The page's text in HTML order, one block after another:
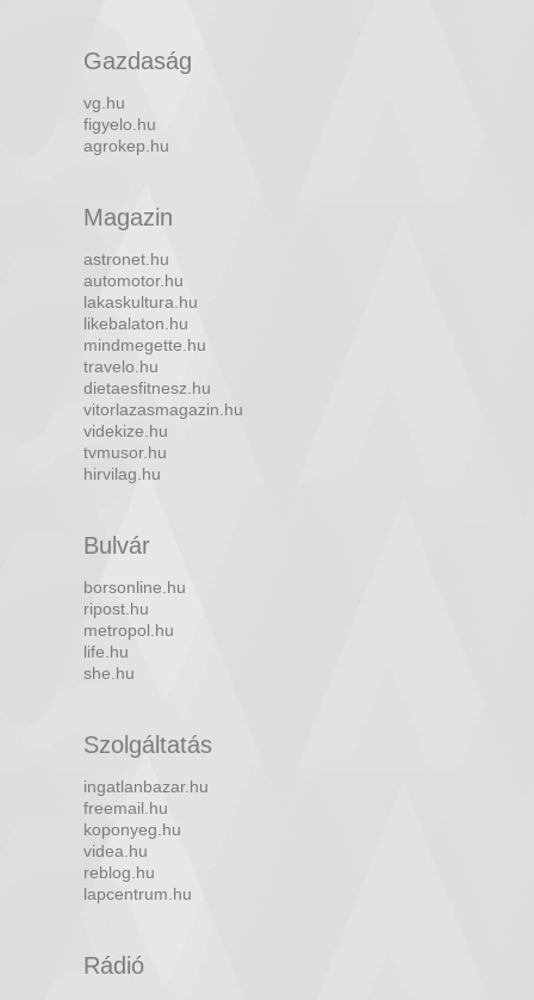
Gazdaság
vg.hu
figyelo.hu
agrokep.hu
Magazin
astronet.hu
automotor.hu
lakaskultura.hu
likebalaton.hu
mindmegette.hu
travelo.hu
dietaesfitnesz.hu
vitorlazasmagazin.hu
videkize.hu
tvmusor.hu
hirvilag.hu
Bulvár
borsonline.hu
ripost.hu
metropol.hu
life.hu
she.hu
Szolgáltatás
ingatlanbazar.hu
freemail.hu
koponyeg.hu
videa.hu
reblog.hu
lapcentrum.hu
Rádió